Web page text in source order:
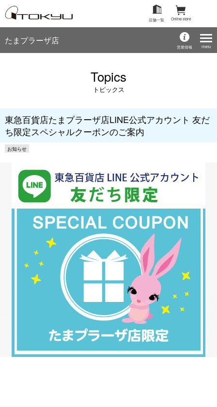
Online store
店舗一覧
たまプラーザ店
営業情報
Topics
トピックス
東急百貨店たまプラーザ店LINE公式アカウント 友だ
ち限定スペシャルクーポンのご案内
お知らせ
menu